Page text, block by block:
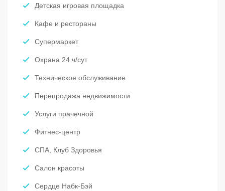
Детская игровая площадка
Кафе и рестораны
Супермаркет
Охрана 24 ч/сут
Техническое обслуживание
Перепродажа недвижимости
Услуги прачечной
Фитнес-центр
СПА, Клуб Здоровья
Салон красоты
Сердце Набк-Бэй